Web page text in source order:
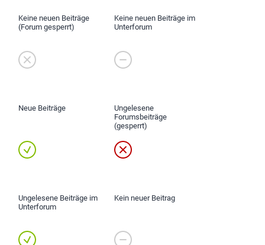
Keine neuen Beiträge
(Forum gesperrt)
Keine neuen Beiträge im
Unterforum
Neue Beiträge
Ungelesene
Forumsbeiträge
(gesperrt)
Ungelesene Beiträge im
Unterforum
Kein neuer Beitrag